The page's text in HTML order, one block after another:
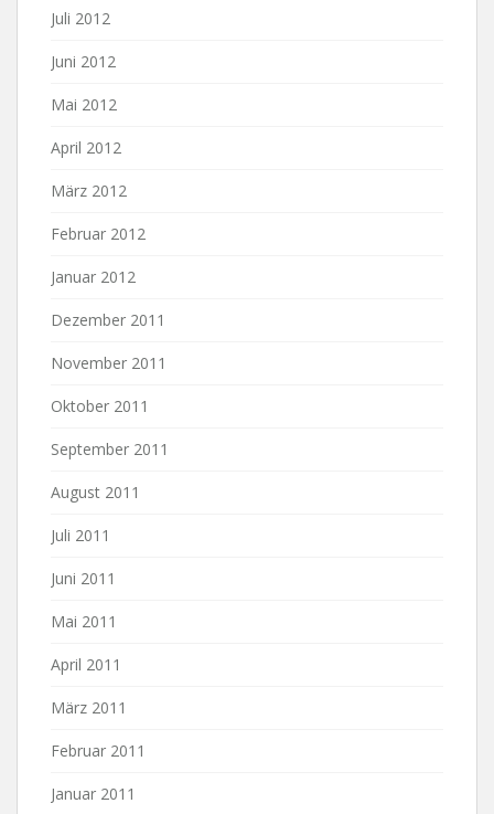
Juli 2012
Juni 2012
Mai 2012
April 2012
März 2012
Februar 2012
Januar 2012
Dezember 2011
November 2011
Oktober 2011
September 2011
August 2011
Juli 2011
Juni 2011
Mai 2011
April 2011
März 2011
Februar 2011
Januar 2011